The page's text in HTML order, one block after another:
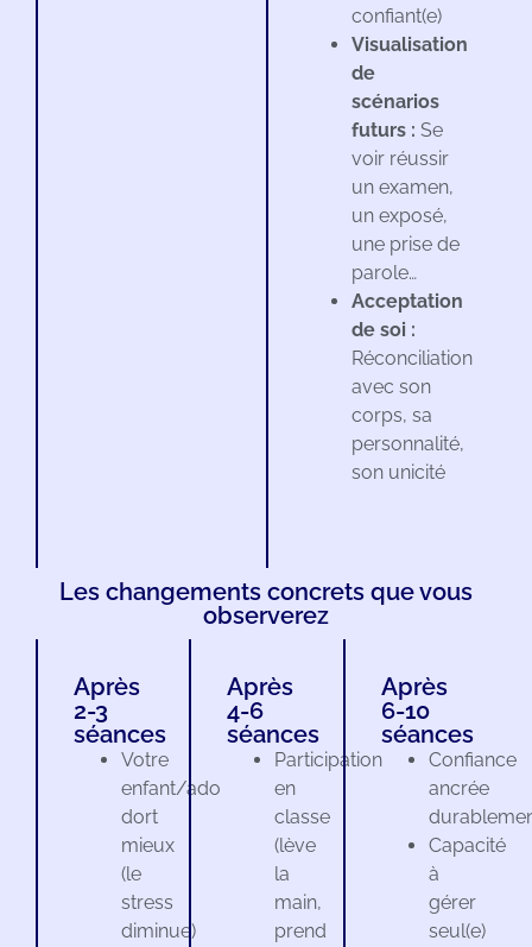
confiant(e)
Visualisation
de
scénarios
futurs : Se
voir réussir
un examen,
un exposé,
une prise de
parole…
Acceptation
de soi :
Réconciliation
avec son
corps, sa
personnalité,
son unicité
Les changements concrets que vous
observerez
Après
2-3
séances
Votre
enfant/ado
dort
mieux
(le
stress
diminue)
Après
4-6
séances
Participation
en
classe
(lève
la
main,
prend
Après
6-10
séances
Confiance
ancrée
Capacité
à
gérer
seul(e)